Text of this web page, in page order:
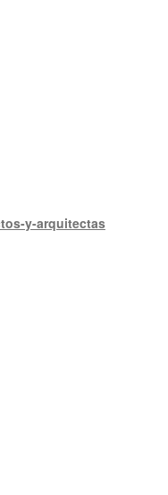
y-arquitectas